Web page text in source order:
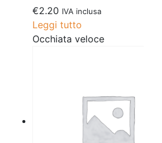
€2.20 IVA inclusa
Leggi tutto
Occhiata veloce